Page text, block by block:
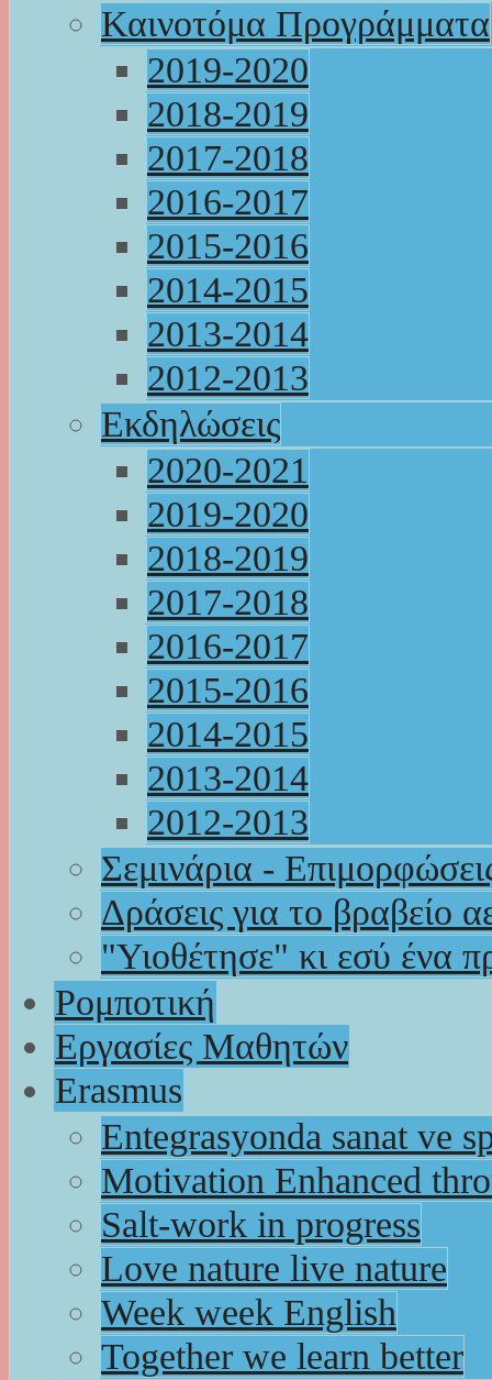
Καινοτόμα Προγράμματα
2019-2020
2018-2019
2017-2018
2016-2017
2015-2016
2014-2015
2013-2014
2012-2013
Εκδηλώσεις
2020-2021
2019-2020
2018-2019
2017-2018
2016-2017
2015-2016
2014-2015
2013-2014
2012-2013
Σεμινάρια -
Δράσεις για το βραβείο
"Υιοθέτησε" κι εσύ ένα
Ρομποτική
Εργασίες Μαθητών
Erasmus
Entegrasyonda sanat ve
Motivation Enhanced
Salt-work in progress
Love nature live nature
Week week English
Together we learn better